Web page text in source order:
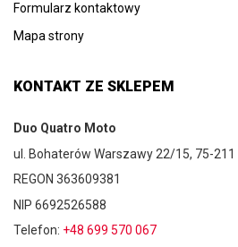
Formularz kontaktowy
Mapa strony
KONTAKT ZE SKLEPEM
Duo Quatro Moto
ul. Bohaterów Warszawy 22/15, 75-211
REGON 363609381
NIP 6692526588
Telefon: +48 699 570 067